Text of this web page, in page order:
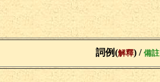
詞例(解釋) / 備註